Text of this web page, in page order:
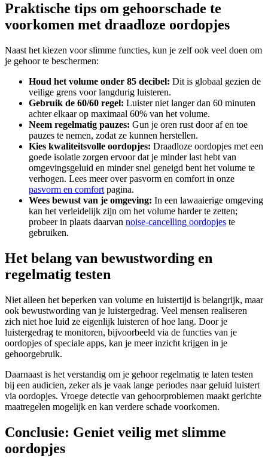
Praktische tips om gehoorschade te
voorkomen met draadloze oordopjes
Naast het kiezen voor slimme functies, kun je zelf ook veel doen om
je gehoor te beschermen:
Houd het volume onder 85 decibel: Dit is globaal gezien de
veilige grens voor langdurig luisteren.
Gebruik de 60/60 regel: Luister niet langer dan 60 minuten
achter elkaar op maximaal 60% van het volume.
Neem regelmatig pauzes: Gun je oren rust door af en toe
pauzes te nemen, zodat ze kunnen herstellen.
Kies kwaliteitsvolle oordopjes: Draadloze oordopjes met een
goede isolatie zorgen ervoor dat je minder last hebt van
omgevingsgeluid en minder snel geneigd bent het volume te
verhogen. Lees meer over pasvorm en comfort in onze
pasvorm en comfort pagina.
Wees bewust van je omgeving: In een lawaaierige omgeving
kan het verleidelijk zijn om het volume harder te zetten;
probeer in plaats daarvan noise-cancelling oordopjes te
gebruiken.
Het belang van bewustwording en
regelmatig testen
Niet alleen het beperken van volume en luistertijd is belangrijk, maar
ook bewustwording van je luistergedrag. Veel mensen realiseren
zich niet hoe luid ze eigenlijk luisteren of hoe lang. Door je
luistergedrag te monitoren, bijvoorbeeld via de functies van je
oordopjes of speciale apps, kan je meer inzicht krijgen in je
gehoorgebruik.
Daarnaast is het verstandig om je gehoor regelmatig te laten testen
bij een audicien, zeker als je vaak lange periodes naar geluid luistert
via oordopjes. Vroege detectie van gehoorproblemen maakt gerichte
maatregelen mogelijk en kan verdere schade voorkomen.
Conclusie: Geniet veilig met slimme
oordopjes